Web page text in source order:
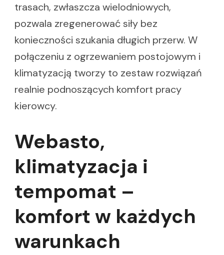
trasach, zwłaszcza wielodniowych,
pozwala zregenerować siły bez
konieczności szukania długich przerw. W
połączeniu z ogrzewaniem postojowym i
klimatyzacją tworzy to zestaw rozwiązań
realnie podnoszących komfort pracy
kierowcy.
Webasto,
klimatyzacja i
tempomat –
komfort w każdych
warunkach